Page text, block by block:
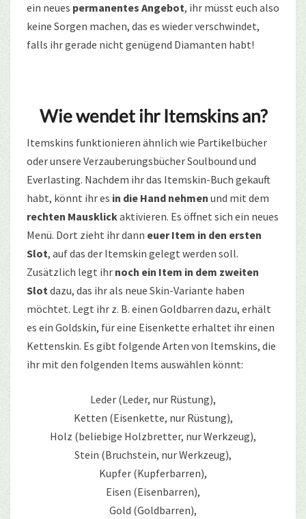
ein neues permanentes Angebot, ihr müsst euch also
keine Sorgen machen, das es wieder verschwindet,
falls ihr gerade nicht genügend Diamanten habt!
Wie wendet ihr Itemskins an?
Itemskins funktionieren ähnlich wie Partikelbücher
oder unsere Verzauberungsbücher Soulbound und
Everlasting. Nachdem ihr das Itemskin-Buch gekauft
habt, könnt ihr es in die Hand nehmen und mit dem
rechten Mausklickaktivieren. Es öffnet sich ein neues
Menü. Dort zieht ihr dann euer Item in den ersten
Slot, auf das der Itemskin gelegt werden soll.
Zusätzlich legt ihr noch ein Item in dem zweiten
Slotdazu, das ihr als neue Skin-Variante haben
möchtet. Legt ihr z. B. einen Goldbarren dazu, erhält
es ein Goldskin, für eine Eisenkette erhaltet ihr einen
Kettenskin. Es gibt folgende Arten von Itemskins, die
ihr mit den folgenden Items auswählen könnt:
Leder (Leder, nur Rüstung),
Ketten (Eisenkette, nur Rüstung),
Holz (beliebige Holzbretter, nur Werkzeug),
Stein (Bruchstein, nur Werkzeug),
Kupfer (Kupferbarren),
Eisen (Eisenbarren),
Gold (Goldbarren),